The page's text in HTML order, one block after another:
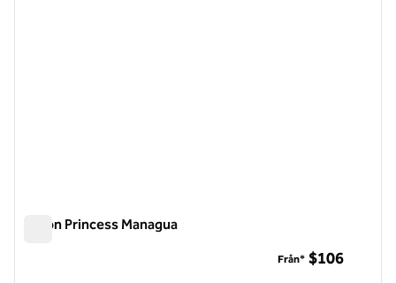
Hilton Princess Managua
Från* $106